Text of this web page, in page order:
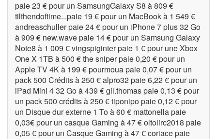
paie 23 € pour un SamsungGalaxy S8 à 809 €
tilthendoftime...paie 19 € pour un MacBook à 1 549 €
andreaschuller paie 24 € pour un iPhone 7 plus 32 Go
à 909 € new.wave paie 14 € pour un Samsung Galaxy
Note8 à 1 009 € vingspiginter paie 1 € pour une Xbox
One X 1TB à 500 € the sniper paie 0,20 € pour un
Apple TV 4K à 199 € pourmoua paie 0,07 € pour un
pack 500 Crédits à 250 € alpro32 paie 6,22 € pour un
iPad Mini 4 32 Go à 439 € gil.thomas paie 0,13 € pour
un pack 500 crédits à 250 € tiponipo paie 0,12 € pour
un Disque dur externe 1 To à 60 € mattonella paie
0,03€ pour un casque Gaming à 47 € oltolirc2018 paie
0,05 € pour un Casque Gaming à 47 € coriace paie